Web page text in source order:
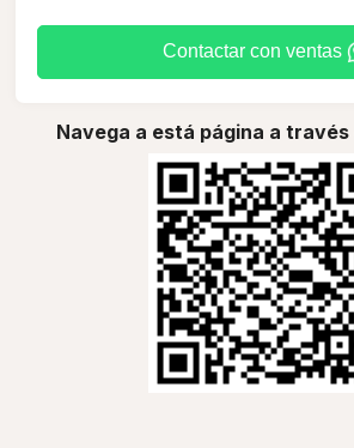
Contactar con ventas
Navega a está página a través